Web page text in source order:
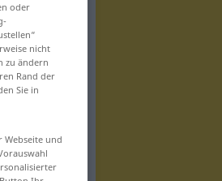
oder
nicht
zu ändern
Rand der
Sie in
und